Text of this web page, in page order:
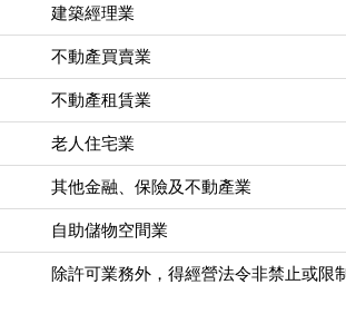
建築經理業
不動產買賣業
不動產租賃業
老人住宅業
其他金融、保險及不動產業
自助儲物空間業
除許可業務外，得經營法令非禁止或限